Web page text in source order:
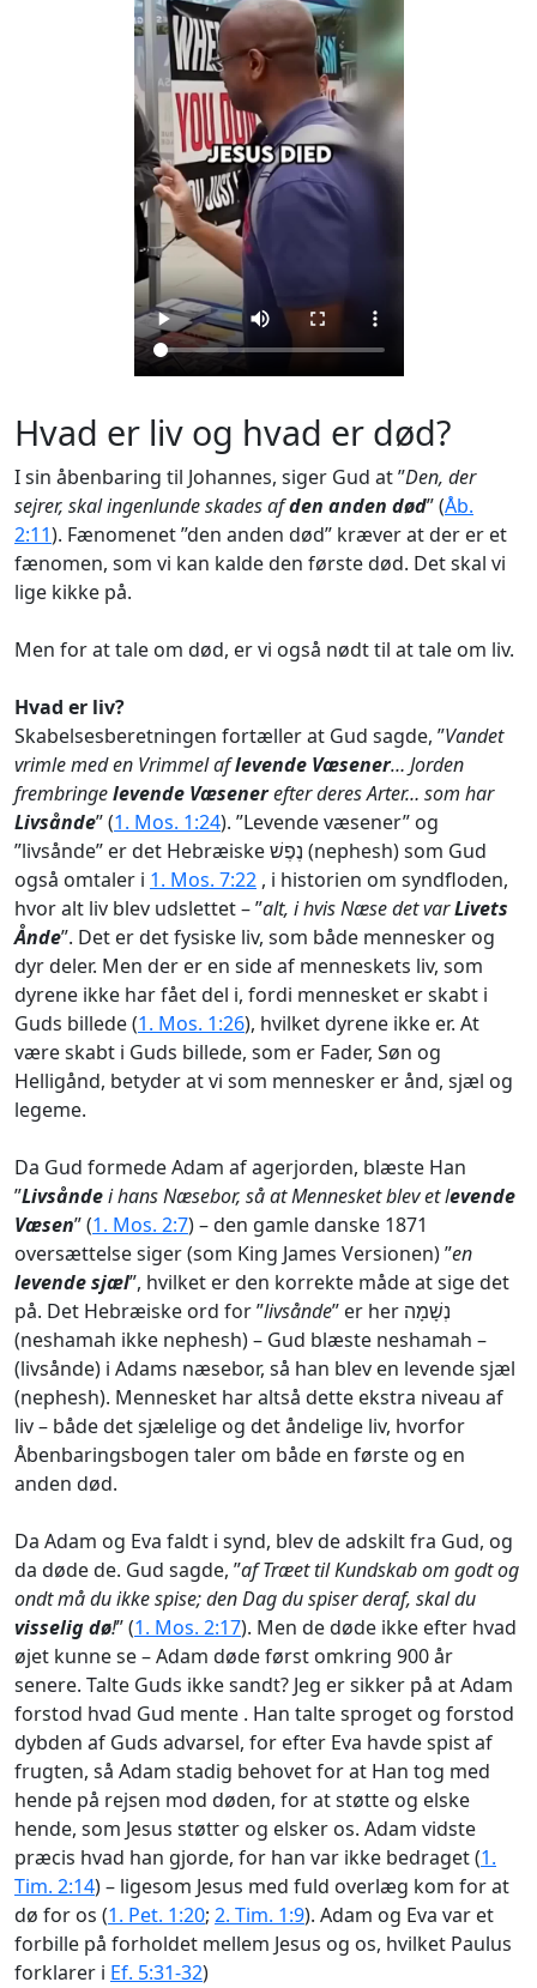
Hvad er liv og hvad er død?
I sin åbenbaring til Johannes, siger Gud at ”Den, der
sejrer, skal ingenlunde skades afden anden død” (Åb.
2:11). Fænomenet ”den anden død” kræver at der er et
fænomen, som vi kan kalde den første død. Det skal vi
lige kikke på.
Men for at tale om død, er vi også nødt til at tale om liv.
Hvad er liv?
Skabelsesberetningen fortæller at Gud sagde, ”Vandet
vrimle med en Vrimmel aflevende Væsener… Jorden
frembringelevende Væsenerefter deres Arter… som har
Livsånde” (1. Mos. 1:24). ”Levende væsener” og
”livsånde” er det Hebræiskeנֶפֶשׁ (nephesh) som Gud
også omtaler i 1. Mos. 7:22 , i historien om syndfloden,
hvor alt liv blev udslettet – ”alt, i hvis Næse det varLivets
Ånde”. Det er det fysiske liv, som både mennesker og
dyr deler. Men der er en side af menneskets liv, som
dyrene ikke har fået del i, fordi mennesket er skabt i
Guds billede (1. Mos. 1:26), hvilket dyrene ikke er. At
være skabt i Guds billede, som er Fader, Søn og
Helligånd, betyder at vi som mennesker er ånd, sjæl og
legeme.
Da Gud formede Adam af agerjorden, blæste Han
”Livsåndei hans Næsebor, så at Mennesket blev et levende
Væsen” (1. Mos. 2:7) – den gamle danske 1871
oversættelse siger (som King James Versionen) ”en
levende sjæl”, hvilket er den korrekte måde at sige det
på. Det Hebræiske ord for ”livsånde” er her נְשָׁמָה
(neshamah ikke nephesh) – Gud blæste neshamah –
(livsånde) i Adams næsebor, så han blev en levende sjæl
(nephesh). Mennesket har altså dette ekstra niveau af
liv – både det sjælelige og det åndelige liv, hvorfor
Åbenbaringsbogen taler om både en første og en
anden død.
Da Adam og Eva faldt i synd, blev de adskilt fra Gud, og
da døde de. Gud sagde, ”af Træet til Kundskab om godt og
ondt må du ikke spise; den Dag du spiser deraf, skal du
visselig dø!” (1. Mos. 2:17). Men de døde ikke efter hvad
øjet kunne se – Adam døde først omkring 900 år
senere. Talte Guds ikke sandt? Jeg er sikker på at Adam
forstod hvad Gud mente . Han talte sproget og forstod
dybden af Guds advarsel, for efter Eva havde spist af
frugten, så Adam stadig behovet for at Han tog med
hende på rejsen mod døden, for at støtte og elske
hende, som Jesus støtter og elsker os. Adam vidste
præcis hvad han gjorde, for han var ikke bedraget (1.
Tim. 2:14) – ligesom Jesus med fuld overlæg kom for at
dø for os (1. Pet. 1:20; 2. Tim. 1:9). Adam og Eva var et
forbille på forholdet mellem Jesus og os, hvilket Paulus
forklarer i Ef. 5:31-32)